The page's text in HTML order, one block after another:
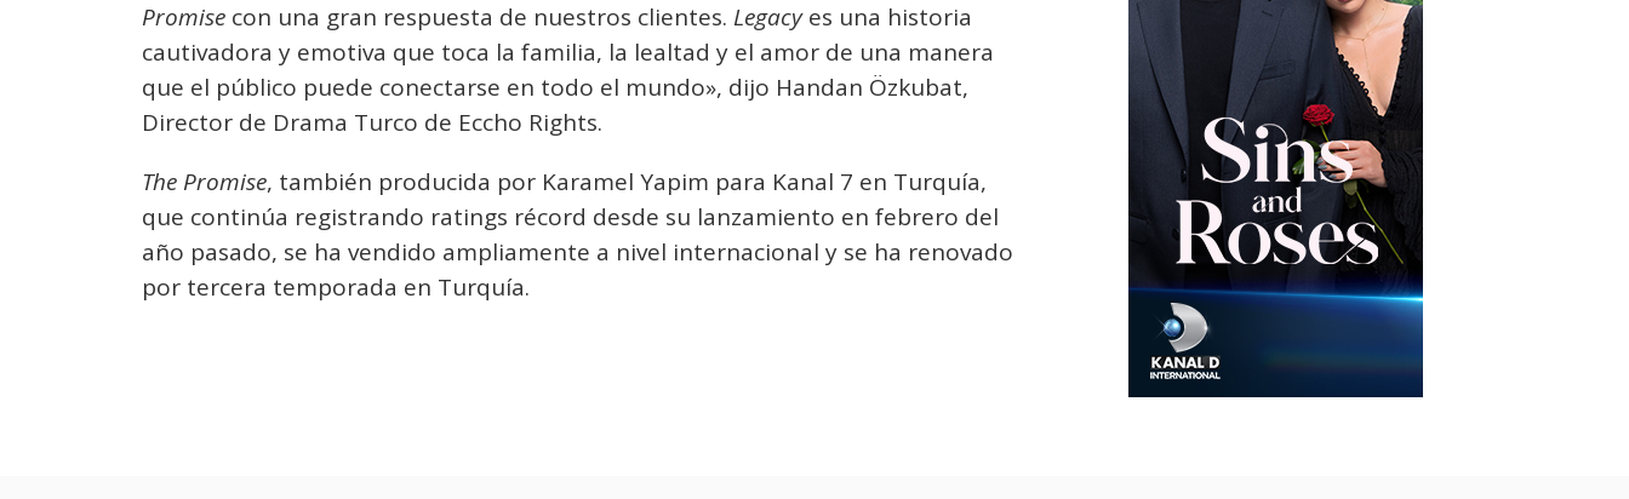
Promise con una gran respuesta de nuestros clientes. Legacyes una historia
cautivadora y emotiva que toca la familia, la lealtad y el amor de una manera
que el público puede conectarse en todo el mundo», dijo Handan Özkubat,
Director de Drama Turco de Eccho Rights.
The Promise, también producida por Karamel Yapim para Kanal 7 en Turquía,
que continúa registrando ratings récord desde su lanzamiento en febrero del
año pasado, se ha vendido ampliamente a nivel internacional y se ha renovado
por tercera temporada en Turquía.